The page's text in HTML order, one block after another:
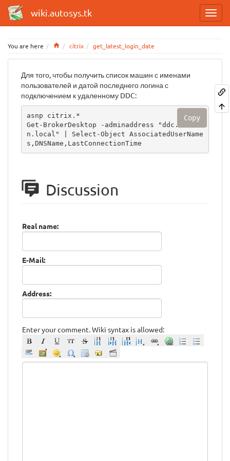
wiki.autosys.tk
You are here Homecitrix get_latest_login_date
Для того, чтобы получить список машин с именами
пользователей и датой последнего логина с
подключением к удаленному DDC:
asnp citrix.*
Get-BrokerDesktop -adminaddress "ddc.domai
n.local" | Select-Object AssociatedUserName
s,DNSName,LastConnectionTime
Copy
Discussion
Real name:
E-Mail:
Address:
Enter your comment. Wiki syntax is allowed: